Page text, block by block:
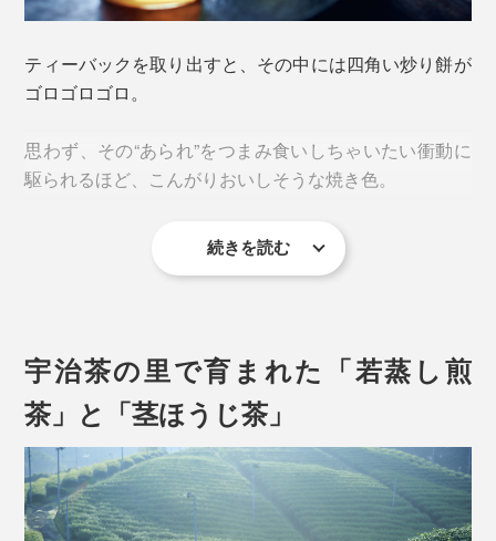
ティーバックを取り出すと、その中には四角い炒り餅が
ゴロゴロゴロ。
思わず、その“あられ”をつまみ食いしちゃいたい衝動に
駆られるほど、こんがりおいしそうな焼き色。
続きを読む
宇治茶の里で育まれた「若蒸し煎
茶」と「茎ほうじ茶」